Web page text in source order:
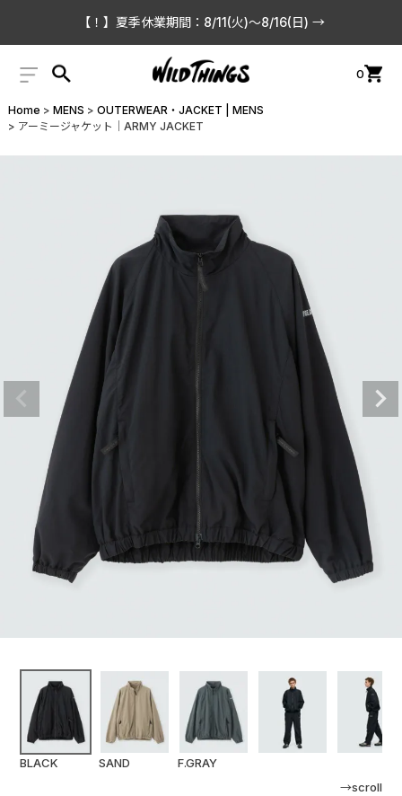
【！】夏季休業期間：8/11(火)〜8/16(日) →
0
Home MENS
OUTERWEAR・JACKET | MENS
アーミージャケット│ARMY JACKET
BLACK SAND
F.GRAY
→scroll